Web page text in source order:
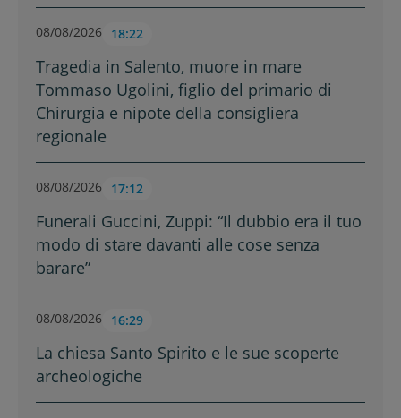
08/08/2026 18:22
Tragedia in Salento, muore in mare
Tommaso Ugolini, figlio del primario di
Chirurgia e nipote della consigliera
regionale
08/08/2026 17:12
Funerali Guccini, Zuppi: “Il dubbio era il tuo
modo di stare davanti alle cose senza
barare”
08/08/2026 16:29
La chiesa Santo Spirito e le sue scoperte
archeologiche